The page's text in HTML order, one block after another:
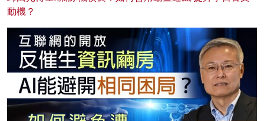
動機？